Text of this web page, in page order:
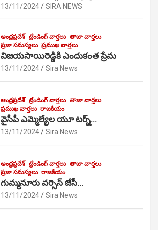
13/11/2024 SIRA NEWS
ఆంధ్రప్రదేశ్ ట్రేండింగ్ వార్తలు తాజా వార్తలు
ప్రజా సమస్యలు ప్రముఖ వార్తలు
విజయసాయిరెడ్డికి ఎందుకంత ప్రేమ
13/11/2024 Sira News
ఆంధ్రప్రదేశ్ ట్రేండింగ్ వార్తలు తాజా వార్తలు
ప్రముఖ వార్తలు రాజకీయం
వైసీపీ ఎమ్మెల్యేల యూ టర్న్…
13/11/2024 Sira News
ఆంధ్రప్రదేశ్ ట్రేండింగ్ వార్తలు తాజా వార్తలు
ప్రజా సమస్యలు రాజకీయం
గుమ్మనూరు వర్సెస్ జేసీ…
13/11/2024 Sira News